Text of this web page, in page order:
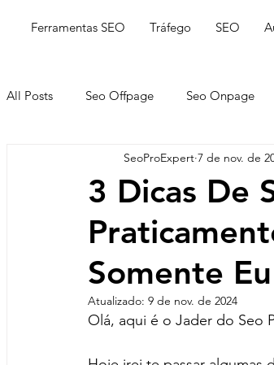
Ferramentas SEO Tráfego SEO
All Posts Seo Offpage Seo Onpage
3 Dicas De
Somente
SeoProExpert 7 de nov. de
Atualizado: 9 de nov. de 2024
Olá, aqui é o Jader do Seo